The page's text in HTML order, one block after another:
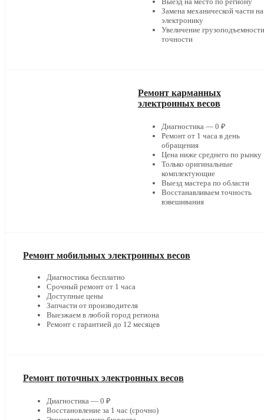
Замена механической части на
электронику
Увеличение
точности
Ремонт карманных
электронных весов
Диагностика — 0 ₽
Ремонт от 1 часа в день
обращения
Цена ниже среднего по рынку
Только оригинальные
комплектующие
Выезд мастера по области
Восстанавливаем точность
взвешивания
Ремонт мобильных электронных весов
Диагностика бесплатно
Срочный ремонт от 1 часа
Доступные цены
Запчасти от производителя
Выезжаем в любой город региона
Ремонт с гарантией до 12 месяцев
Ремонт поточных электронных весов
Диагностика — 0 ₽
Восстановление за 1 час (срочно)